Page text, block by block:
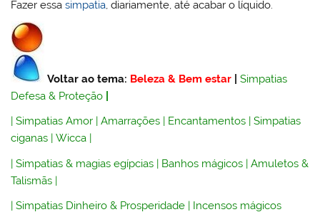
Fazer essasimpatia , diariamente, até acabar o líquido.
Voltar ao tema: Beleza & Bem estar |Simpatias
Defesa & Proteção
|Simpatias Amor |Amarrações Encantamentos |Simpatias
ciganas |Wicca
|Simpatias & magias egípcias | Banhos mágicos |Amuletos &
Talismãs |
|Simpatias Dinheiro & Prosperidade | Incensos mágicos